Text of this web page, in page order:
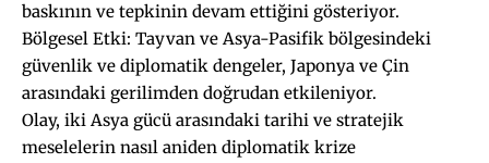
baskının ve tepkinin devam ettiğini gösteriyor.
Bölgesel Etki: Tayvan ve Asya-Pasifik bölgesindeki
güvenlik ve diplomatik dengeler, Japonya ve Çin
arasındaki gerilimden doğrudan etkileniyor.
Olay, iki Asya gücü arasındaki tarihi ve stratejik
meselelerin nasıl aniden diplomatik krize